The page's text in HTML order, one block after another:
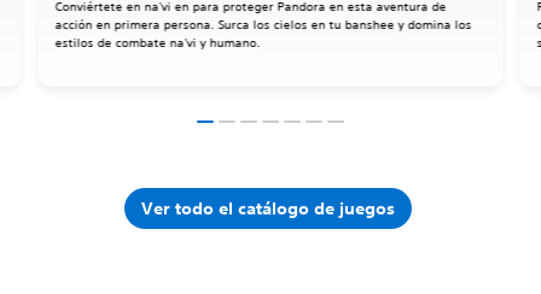
Conviértete en na'vi en para proteger Pandora en esta aventura de
acción en primera persona. Surca los cielos en tu banshee y domina los
estilos de combate na'vi y humano.
Ver todo el catálogo de juegos